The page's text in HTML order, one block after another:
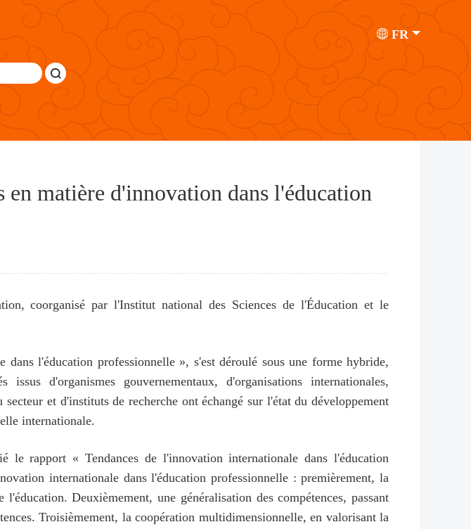
FR
matière d'innovation dans l'éducation
coorganisé par l'Institut national des Sciences de l'Éducation et le
l'éducation professionnelle », s'est déroulé sous une forme hybride,
d'organismes gouvernementaux, d'organisations internationales,
et d'instituts de recherche ont échangé sur l'état du développement
internationale.
rapport « Tendances de l'innovation internationale dans l'éducation
internationale dans l'éducation professionnelle : premièrement, la
Deuxièmement, une généralisation des compétences, passant
Troisièmement, la coopération multidimensionnelle, en valorisant la